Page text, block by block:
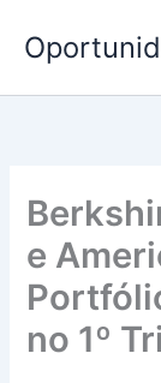
para
conteúdo
e
no 1º